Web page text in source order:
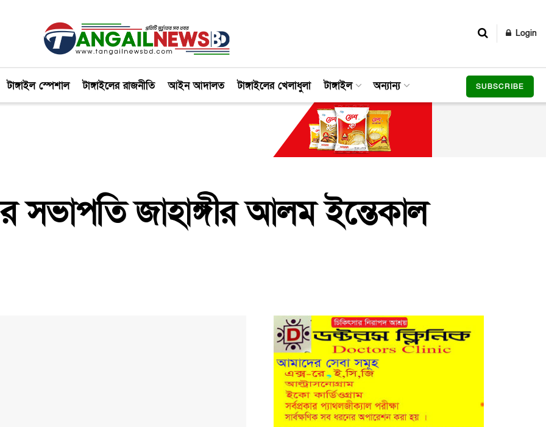
Login
টাঙ্গাইল স্পেশাল টাঙ্গাইলের রাজনীতি আইন আদালত টাঙ্গাইলের খেলাধুলা টাঙ্গাইল অন্যান্য SUBSCRIBE
সভাপতি জাহাঙ্গীর আলম ইন্তেকাল